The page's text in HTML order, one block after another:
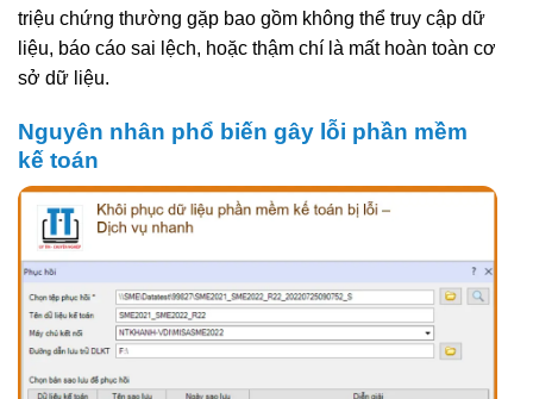
triệu chứng thường gặp bao gồm không thể truy cập dữ
liệu, báo cáo sai lệch, hoặc thậm chí là mất hoàn toàn cơ
sở dữ liệu.
Nguyên nhân phổ biến gây lỗi phần mềm
kế toán